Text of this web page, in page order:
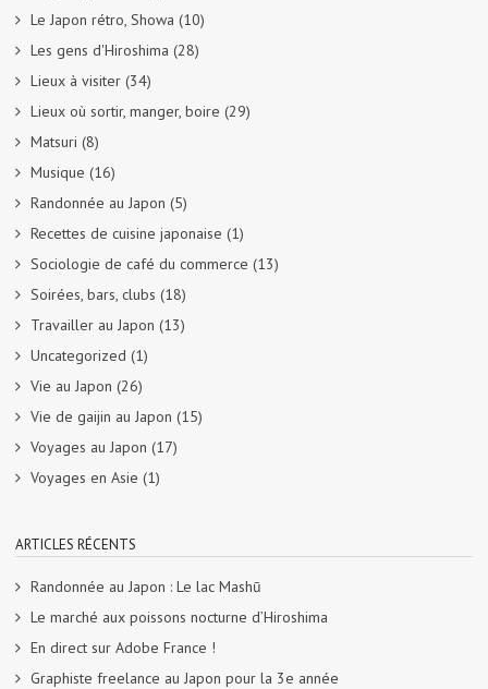
Le Japon rétro, Showa (10)
Les gens d'Hiroshima (28)
Lieux à visiter (34)
Lieux où sortir, manger, boire (29)
Matsuri (8)
Musique (16)
Randonnée au Japon (5)
Recettes de cuisine japonaise (1)
Sociologie de café du commerce (13)
Soirées, bars, clubs (18)
Travailler au Japon (13)
Uncategorized (1)
Vie au Japon (26)
Vie de gaijin au Japon (15)
Voyages au Japon (17)
Voyages en Asie (1)
ARTICLES RÉCENTS
Randonnée au Japon : Le lac Mashū
Le marché aux poissons nocturne d’Hiroshima
En direct sur Adobe France !
Graphiste freelance au Japon pour la 3e année